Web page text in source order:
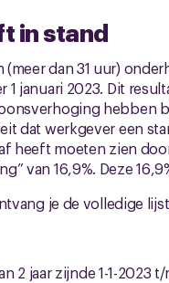
in stand
(meer dan 31 uur)
1 januari 2023. Dit
hebben
dat werkgever een
heeft moeten zien
van 16,9%. Deze
je de volledige
2 jaar zijnde 1-1-2023 t/